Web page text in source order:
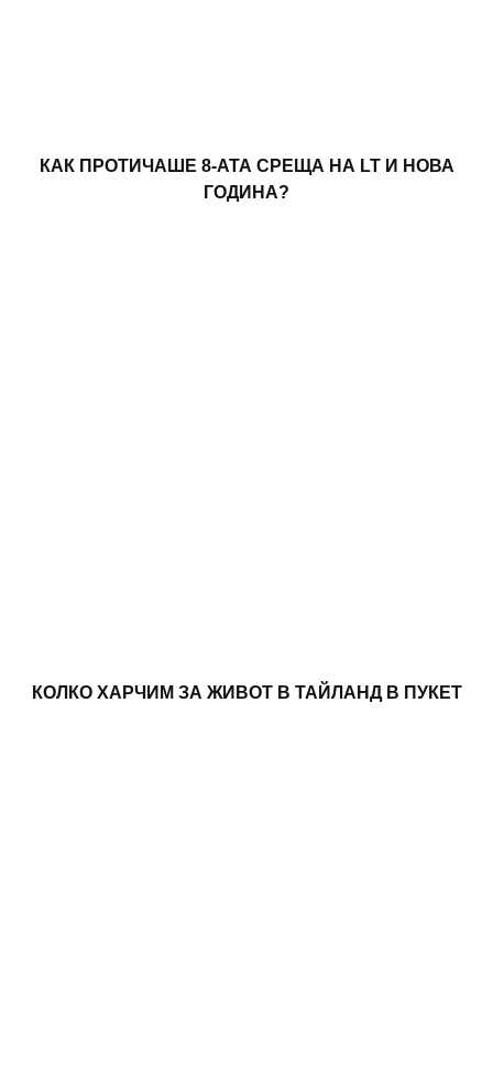
КАК ПРОТИЧАШЕ 8-АТА СРЕЩА НА LT И НОВА
ГОДИНА?
КОЛКО ХАРЧИМ ЗА ЖИВОТ В ТАЙЛАНД В ПУКЕТ